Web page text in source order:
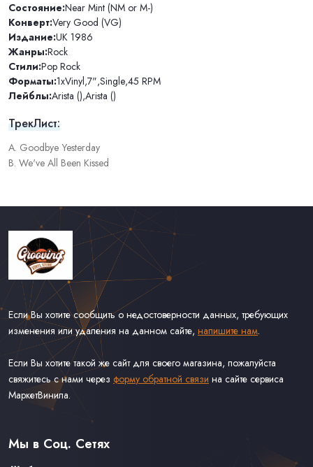
Состояние:Near Mint (NM or M-)
Конверт:Very Good (VG)
Издание:UK 1986
Жанры:Rock
Стили:Pop Rock
Форматы:1xVinyl,7",Single,45 RPM
Лейблы:Arista (),Arista ()
ТрекЛист:
A. Goodbye Yesterday
B. We've All Been Kissed
Если Вы хотите сообщить о недостоверности данных, требующих
изменения или удаления на данном сайте, напишите нам.
Если Вы хотите такой же сайт для своего магазина, пожалуйста
свяжитесь с нами через форму обратной связи на сайте сервиса
МаркетВинила.
Связаться С Нами
Оферта
Мы в Соц. Сетях